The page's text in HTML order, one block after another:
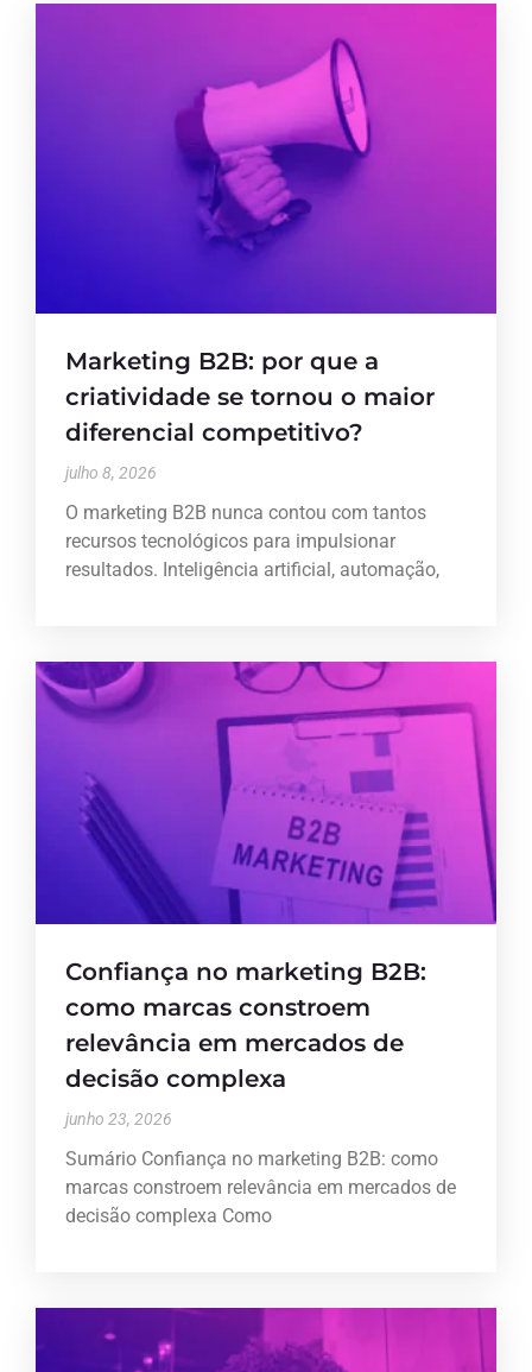
Marketing B2B: por que a
criatividade se tornou o maior
diferencial competitivo?
julho 8, 2026
O marketing B2B nunca contou com tantos
recursos tecnológicos para impulsionar
resultados. Inteligência artificial, automação,
Confiança no marketing B2B:
como marcas constroem
relevância em mercados de
decisão complexa
junho 23, 2026
Sumário Confiança no marketing B2B: como
marcas constroem relevância em mercados de
decisão complexa Como